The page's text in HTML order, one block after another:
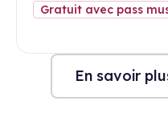
Gratuit avec pass
En savoir